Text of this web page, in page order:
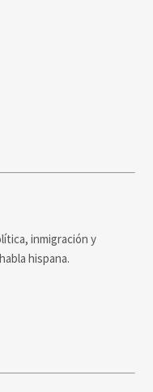
inmigración y
hispana.